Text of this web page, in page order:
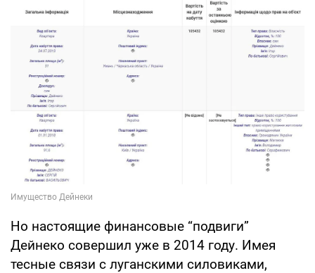
Но настоящие финансовые “подвиги”
Дейнеко совершил уже в 2014 году. Имея
тесные связи с луганскими силовиками,